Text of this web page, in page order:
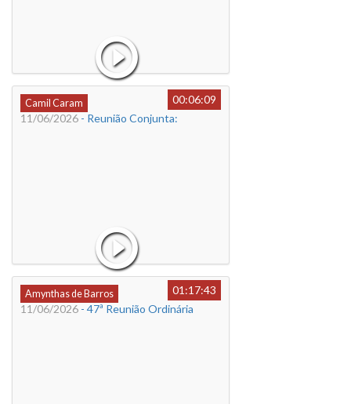
Camil Caram
00:06:09
11/06/2026 - Reunião Conjunta:
Amynthas de Barros
01:17:43
11/06/2026 - 47ª Reunião Ordinária